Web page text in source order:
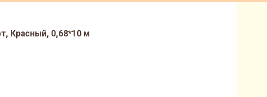
Красный, 0,68*10 м